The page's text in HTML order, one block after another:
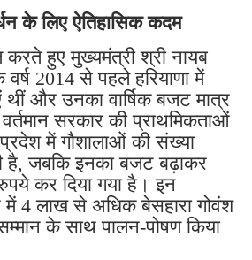
के लिए ऐतिहासिक कदम
करते हुए मुख्यमंत्री श्री नायब
2014 से पहले हरियाणा में
और उनका वार्षिक बजट मात्र
सरकार की प्राथमिकताओं
में गौशालाओं की संख्या
है, जबकि इनका बजट बढ़ाकर
कर दिया गया है। इन
में 4 लाख से अधिक बेसहारा गोवंश
के साथ पालन-पोषण किया